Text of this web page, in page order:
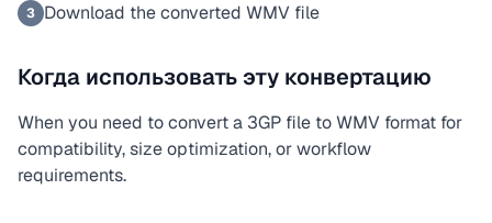
3 Download the converted WMV file
Когда использовать эту конвертацию
When you need to convert a 3GP file to WMV format for
compatibility, size optimization, or workflow
requirements.